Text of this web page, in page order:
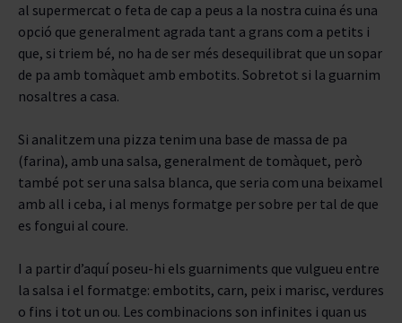
al supermercat o feta de cap a peus a la nostra cuina és una
opció que generalment agrada tant a grans com a petits i
que, si triem bé, no ha de ser més desequilibrat que un sopar
de pa amb tomàquet amb embotits. Sobretot si la guarnim
nosaltres a casa.
Si analitzem una pizza tenim una base de massa de pa
(farina), amb una salsa, generalment de tomàquet, però
també pot ser una salsa blanca, que seria com una beixamel
amb all i ceba, i al menys formatge per sobre per tal de que
es fongui al coure.
I a partir d’aquí poseu-hi els guarniments que vulgueu entre
la salsa i el formatge: embotits, carn, peix i marisc, verdures
o fins i tot un ou. Les combinacions son infinites i quan us
ENVELLIMENT
D.O.